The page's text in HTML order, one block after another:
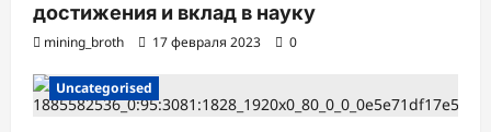
достижения и вклад в науку
mining_broth 17 февраля 2023 0
Uncategorised